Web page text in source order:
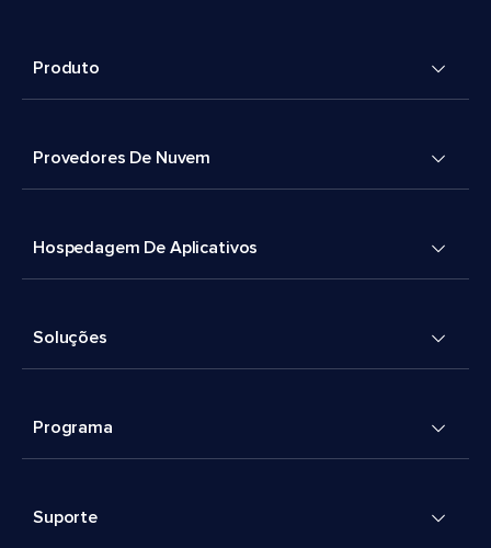
Produto
Provedores De Nuvem
Hospedagem De Aplicativos
Soluções
Programa
Suporte